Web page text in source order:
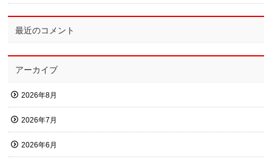
最近のコメント
アーカイブ
2026年8月
2026年7月
2026年6月